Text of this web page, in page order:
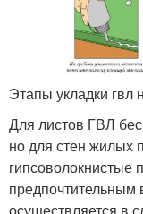
Этапы укладки гвл
Для листов ГВЛ
но для стен
гипсоволокнистые
предпочтительным